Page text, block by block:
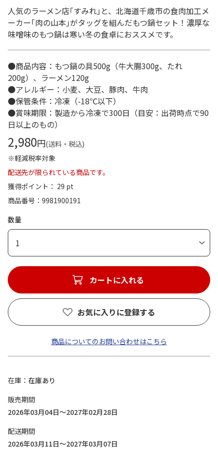
人気のラーメン店｢すみれ｣と、北海道千歳市の食肉加工メ
ーカー｢肉の山本｣がタッグを組んだもつ鍋セット！濃厚な
味噌味のもつ鍋は寒い冬の食卓におススメです。
●商品内容：もつ鍋の具500g（牛大腸300g、たれ
200g）、ラーメン120g
●アレルギー：小麦、大豆、豚肉、牛肉
●保管条件：冷凍（-18℃以下）
●賞味期限：製造から冷凍で300日（目安：出荷時点で90
日以上のもの）
2,980円(送料・税込)
※軽減税率対象
配送先が限られている商品です。
獲得ポイント： 29 pt
商品番号
9981900191
数量
1
カートに入れる
お気に入りに登録する
商品についてのお問い合わせはこちら
在庫
在庫あり
販売期間
2026年03月04日～2027年02月28日
配送期間
2026年03月11日～2027年03月07日